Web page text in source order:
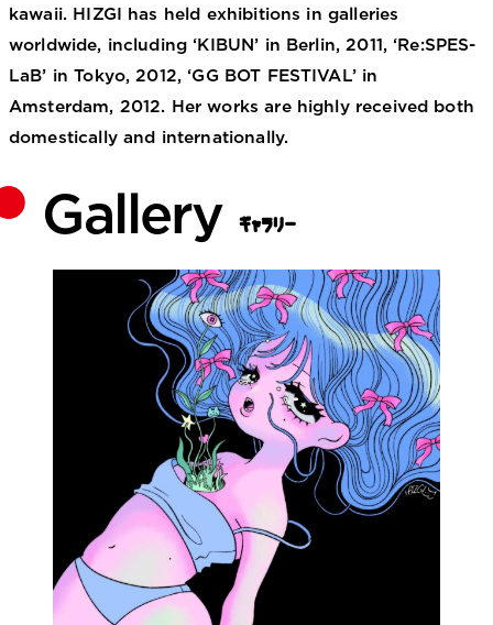
kawaii. HIZGI has held exhibitions in galleries
worldwide, including ‘KIBUN’ in Berlin, 2011, ‘Re:SPES-
LaB’ in Tokyo, 2012, ‘GG BOT FESTIVAL’ in
Amsterdam, 2012. Her works are highly received both
domestically and internationally.
Gallery ギャラリー